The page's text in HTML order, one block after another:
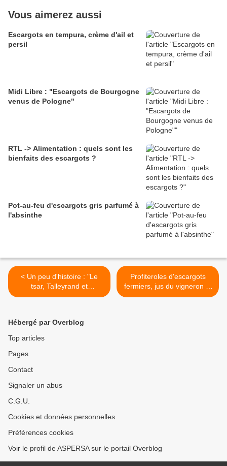
Vous aimerez aussi
Escargots en tempura, crème d'ail et
persil
Midi Libre : "Escargots de Bourgogne
venus de Pologne"
RTL -> Alimentation : quels sont les
bienfaits des escargots ?
Pot-au-feu d'escargots gris parfumé à
l'absinthe
< Un peu d'histoire : "Le
tsar, Talleyrand et
l'escargot"
Profiteroles d'escargots
fermiers, jus du vigneron et
crème d'ail >
Hébergé par Overblog
Top articles
Pages
Contact
Signaler un abus
C.G.U.
Cookies et données personnelles
Préférences cookies
Voir le profil de ASPERSA sur le portail Overblog